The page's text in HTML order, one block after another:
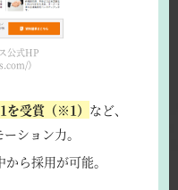
公式HP
）
を受賞（※1） など、
ション力。
から採用が可能。